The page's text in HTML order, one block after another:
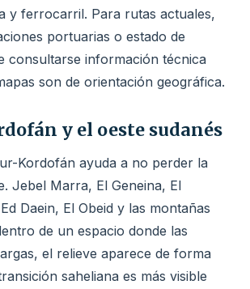
y ferrocarril. Para rutas actuales,
portuarias o estado de
consultarse información técnica
son de orientación geográfica.
y el oeste sudanés
Kordofán ayuda a no perder la
Jebel Marra, El Geneina, El
Daein, El Obeid y las montañas
de un espacio donde las
el relieve aparece de forma
saheliana es más visible